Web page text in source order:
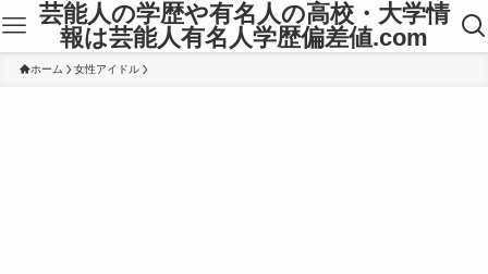
芸能人の学歴や有名人の高校・大学情
報は芸能人有名人学歴偏差値.com
ホーム 女性アイドル